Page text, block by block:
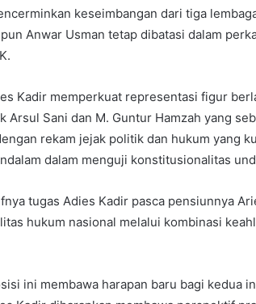
keseimbangan dari tiga
Anwar Usman tetap dibatasi dalam
Kadir memperkuat representasi figur
Arsul Sani dan M. Guntur Hamzah yang
rekam jejak politik dan hukum yang
dalam menguji konstitusionalitas
tugas Adies Kadir pasca pensiunnya
hukum nasional melalui kombinasi
ini membawa harapan baru bagi kedua